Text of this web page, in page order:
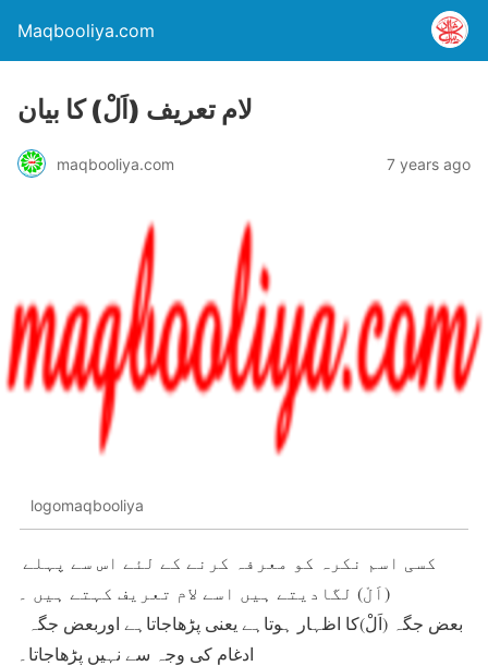
Maqbooliya.com
لام تعریف (اَلْ) کا بیان
maqbooliya.com 7 years ago
logomaqbooliya
(اَلْ) لگادیتے ہیں اسے لام تعریف کہتے ہیں ۔
ادغام کی وجہ سے نہیں پڑھاجاتا۔